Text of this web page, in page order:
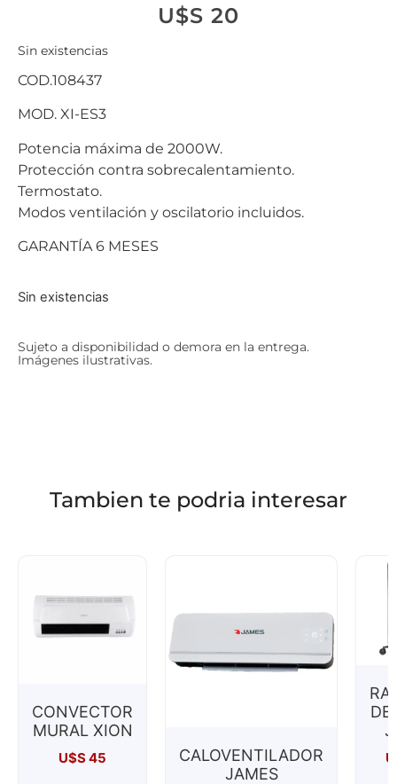
U$S 20
Sin existencias
COD.108437
MOD. XI-ES3
Potencia máxima de 2000W.
Protección contra sobrecalentamiento.
Termostato.
Modos ventilación y oscilatorio incluidos.
GARANTÍA 6 MESES
Sin existencias
Sujeto a disponibilidad o demora en la entrega.
Imágenes ilustrativas.
Tambien te podria interesar
CONVECTOR
MURAL XION
U$S45
CALOVENTILADOR
JAMES
DE